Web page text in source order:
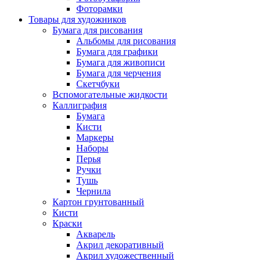
Фоторамки
Товары для художников
Бумага для рисования
Альбомы для рисования
Бумага для графики
Бумага для живописи
Бумага для черчения
Скетчбуки
Вспомогательные жидкости
Каллиграфия
Бумага
Кисти
Маркеры
Наборы
Перья
Ручки
Тушь
Чернила
Картон грунтованный
Кисти
Краски
Акварель
Акрил декоративный
Акрил художественный